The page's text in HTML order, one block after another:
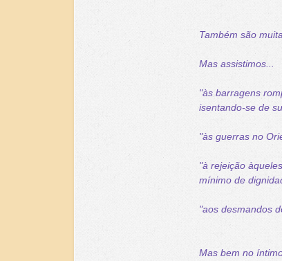
Também são
Mas assistimos...
"às barragens
isentando-se de
"às guerras no
"à rejeição
mínimo de
"aos desmandos
Mas bem no